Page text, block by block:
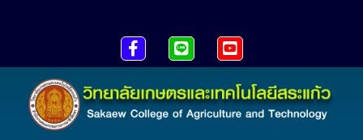
  